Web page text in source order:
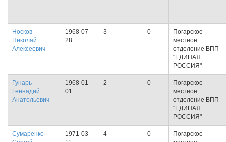
Носков
Николай
Алексеевич
1968-07-
28
3 0
Погарское
местное
отделение ВПП
"ЕДИНАЯ
РОССИЯ"
Гунарь
Геннадий
Анатольевич
1968-01-
01
2 0
Погарское
местное
отделение ВПП
"ЕДИНАЯ
РОССИЯ"
Сумаренко
1971-03-
4 0
Погарское